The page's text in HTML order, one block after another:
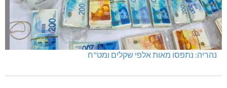
נהריה: נתפסו מאות אלפי שקלים ומט"ח